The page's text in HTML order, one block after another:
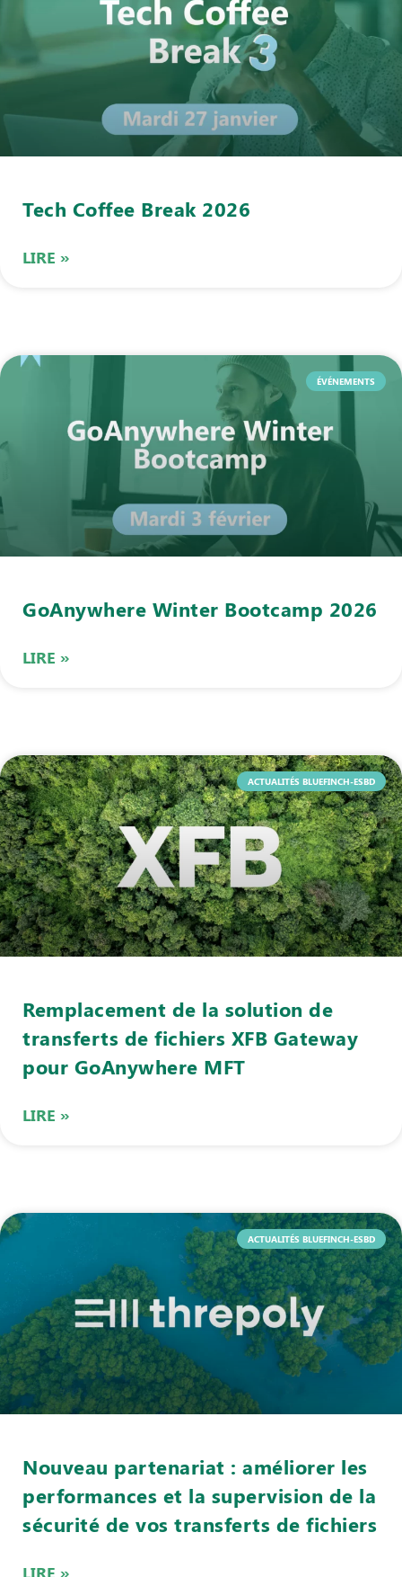
Tech Coffee Break 2026
LIRE »
ÉVÉNEMENTS
GoAnywhere Winter Bootcamp 2026
LIRE »
ACTUALITÉS BLUEFINCH-ESBD
Remplacement de la solution de
transferts de fichiers XFB Gateway
pour GoAnywhere MFT
LIRE »
ACTUALITÉS BLUEFINCH-ESBD
Nouveau partenariat : améliorer les
performances et la supervision de la
sécurité de vos transferts de fichiers
LIRE »